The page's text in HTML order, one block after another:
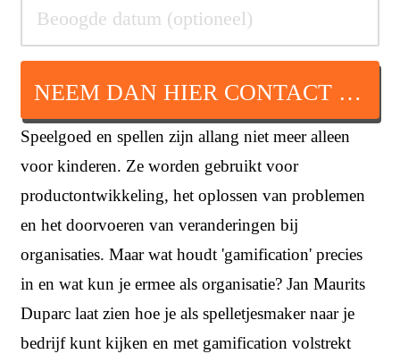
NEEM DAN HIER CONTACT OP
Speelgoed en spellen zijn allang niet meer alleen
voor kinderen. Ze worden gebruikt voor
productontwikkeling, het oplossen van problemen
en het doorvoeren van veranderingen bij
organisaties. Maar wat houdt 'gamification' precies
in en wat kun je ermee als organisatie? Jan Maurits
Duparc laat zien hoe je als spelletjesmaker naar je
bedrijf kunt kijken en met gamification volstrekt